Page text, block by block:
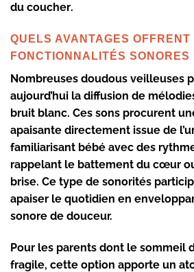
du coucher.
QUELS AVANTAGES OFFRENT
FONCTIONNALITÉS SONORES
Nombreuses doudous veilleuses
aujourd’hui la diffusion de
bruit blanc. Ces sons procurent
apaisante directement issue de
familiarisant bébé avec des
rappelant le battement du cœur
brise. Ce type de sonorités
apaiser le quotidien en
sonore de douceur.
Pour les parents dont le sommeil
fragile, cette option apporte un